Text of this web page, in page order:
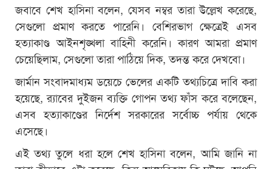
জবাবে শেখ হাসিনা বলেন, যেসব নম্বর তারা উল্লেখ করেছে,
সেগুলো প্রমাণ করতে পারেনি। বেশিরভাগ ক্ষেত্রেই এসব
হত্যাকাণ্ড আইনশৃঙ্খলা বাহিনী করেনি। কারণ আমরা প্রমাণ
চেয়েছিলাম, সেগুলো তারা পাঠিয়ে দিক, তদন্ত করে দেখবো।
জার্মান সংবাদমাধ্যম ডয়েচে ভেলের একটি তথ্যচিত্রে দাবি করা
হয়েছে, র‍্যাবের দুইজন ব্যক্তি গোপন তথ্য ফাঁস করে বলেছেন,
এসব হত্যাকাণ্ডের নির্দেশ সরকারের সর্বোচ্চ পর্যায় থেকে
এসেছে।
এই তথ্য তুলে ধরা হলে শেখ হাসিনা বলেন, আমি জানি না